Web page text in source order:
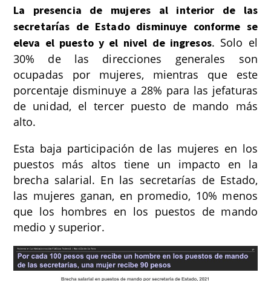
La presencia de mujeres al interior de las
secretarías de Estado disminuye conforme se
eleva el puesto y el nivel de ingresos. Solo el
30% de las direcciones generales son
ocupadas por mujeres, mientras que este
porcentaje disminuye a 28% para las jefaturas
de unidad, el tercer puesto de mando más
alto.
Esta baja participación de las mujeres en los
puestos más altos tiene un impacto en la
brecha salarial. En las secretarías de Estado,
las mujeres ganan, en promedio, 10% menos
que los hombres en los puestos de mando
medio y superior.